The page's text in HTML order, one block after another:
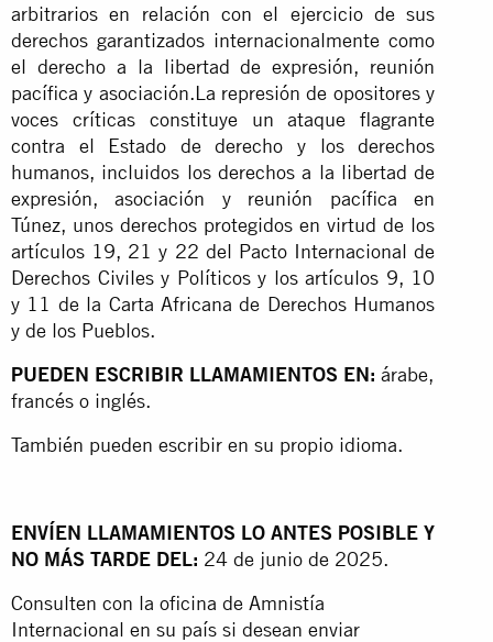
arbitrarios en relación con el ejercicio de sus
derechos garantizados internacionalmente como
el derecho a la libertad de expresión, reunión
pacífica y asociación.La represión de opositores y
voces críticas constituye un ataque flagrante
contra el Estado de derecho y los derechos
humanos, incluidos los derechos a la libertad de
expresión, asociación y reunión pacífica en
Túnez, unos derechos protegidos en virtud de los
artículos 19, 21 y 22 del Pacto Internacional de
Derechos Civiles y Políticos y los artículos 9, 10
y 11 de la Carta Africana de Derechos Humanos
y de los Pueblos.
PUEDEN ESCRIBIR LLAMAMIENTOS EN: árabe,
francés o inglés.
También pueden escribir en su propio idioma.
ENVÍEN LLAMAMIENTOS LO ANTES POSIBLE Y
NO MÁS TARDE DEL: 24 de junio de 2025.
Consulten con la oficina de Amnistía
Internacional en su país si desean enviar